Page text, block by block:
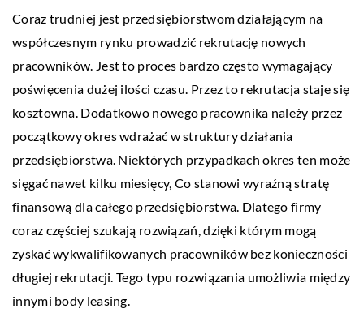
Coraz trudniej jest przedsiębiorstwom działającym na
współczesnym rynku prowadzić rekrutację nowych
pracowników. Jest to proces bardzo często wymagający
poświęcenia dużej ilości czasu. Przez to rekrutacja staje się
kosztowna. Dodatkowo nowego pracownika należy przez
początkowy okres wdrażać w struktury działania
przedsiębiorstwa. Niektórych przypadkach okres ten może
sięgać nawet kilku miesięcy, Co stanowi wyraźną stratę
finansową dla całego przedsiębiorstwa. Dlatego firmy
coraz częściej szukają rozwiązań, dzięki którym mogą
zyskać wykwalifikowanych pracowników bez konieczności
długiej rekrutacji. Tego typu rozwiązania umożliwia między
innymi body leasing.